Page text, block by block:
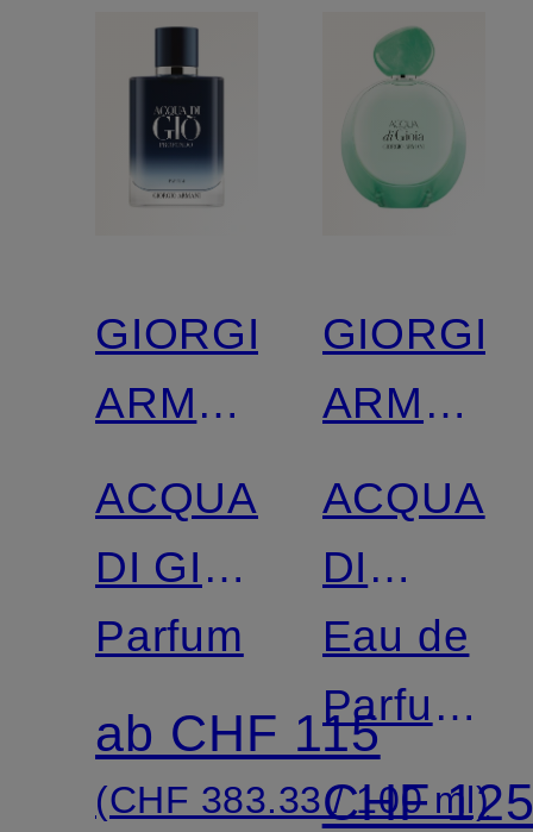
GIORGIO
ARMANI
BEAUTY
ACQUA
DI GIÒ
PROFONDO
Parfum
ab CHF 115
(CHF 383.33 / 100 ml)
GIORGIO
ARMANI
BEAUTY
ACQUA
DI
GIOIA
Eau de
Parfum
Intense
CHF